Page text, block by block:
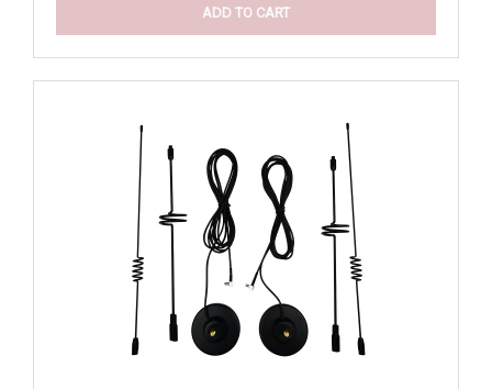
ADD TO CART